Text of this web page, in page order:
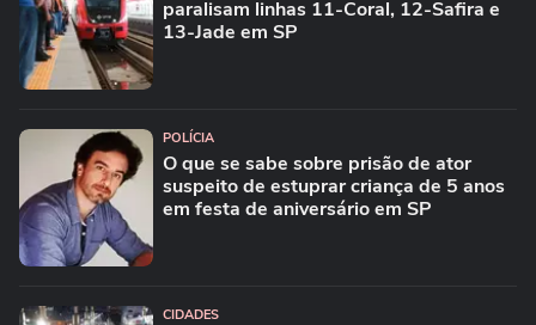
paralisam linhas 11-Coral, 12-Safira e
13-Jade em SP
POLÍCIA
O que se sabe sobre prisão de ator
suspeito de estuprar criança de 5 anos
em festa de aniversário em SP
CIDADES